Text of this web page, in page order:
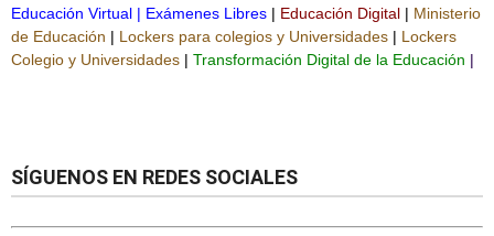
Educación Virtual | Exámenes Libres | Educación Digital | Ministerio
de Educación | Lockers para colegios y Universidades | Lockers
Colegio y Universidades | Transformación Digital de la Educación |
SÍGUENOS EN REDES SOCIALES